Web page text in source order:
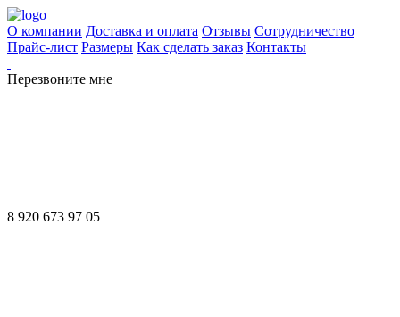
О компании Доставка и оплата Отзывы Сотрудничество
Прайс-лист Размеры Как сделать заказ Контакты
Перезвоните мне
8 920 673 97 05